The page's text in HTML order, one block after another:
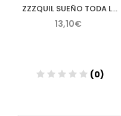
ZZZQUIL SUEÑO TODA LA NOCHE 28 COMPRIMIDOS
13,10€
(0)